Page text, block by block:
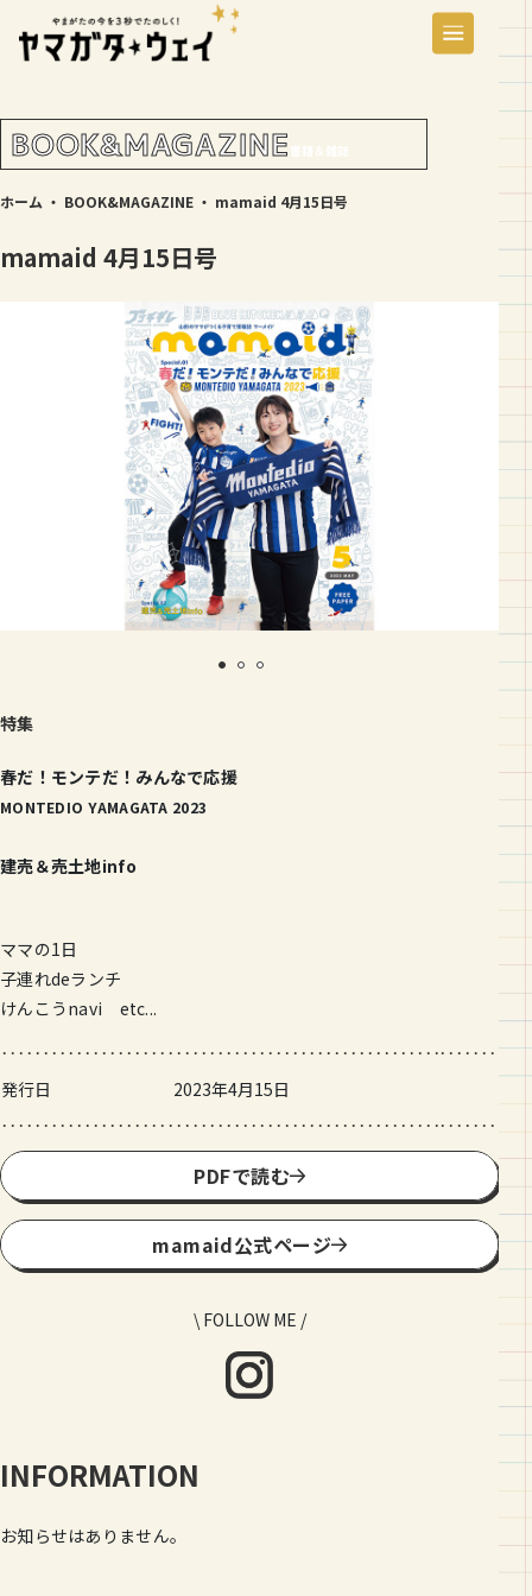
BOOK&MAGAZINE 書籍＆雑誌
ホーム ・ BOOK&MAGAZINE ・ mamaid 4月15日号
mamaid 4月15日号
特集
春だ！モンテだ！みんなで応援
MONTEDIO YAMAGATA 2023
建売＆売土地info
ママの1日
子連れdeランチ
けんこうnavi etc...
発行日 2023年4月15日
PDFで読む
mamaid公式ページ
\ FOLLOW ME /
INFORMATION
お知らせはありません。